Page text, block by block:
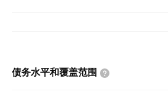
债务水平和覆盖范围